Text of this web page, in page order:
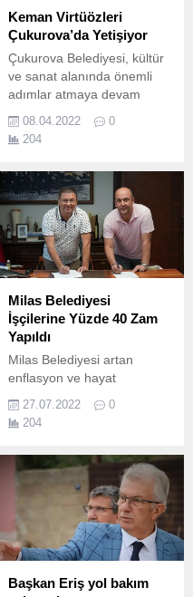
Keman Virtüözleri
Çukurova’da Yetişiyor
Çukurova Belediyesi, kültür
ve sanat alanında önemli
adımlar atmaya devam
08.04.2022
0
204
Milas Belediyesi
İşçilerine Yüzde 40 Zam
Yapıldı
Milas Belediyesi artan
enflasyon ve hayat
iyileştirme zammı
konusunda yetkili sendika
27.07.2022
0
204
Başkan Eriş yol bakım